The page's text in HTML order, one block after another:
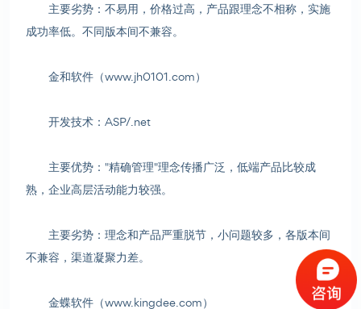
主要劣势：不易用，价格过高，产品跟理念不相称，实施
成功率低。不同版本间不兼容。
金和软件（www.jh0101.com）
开发技术：ASP/.net
主要优势："精确管理"理念传播广泛，低端产品比较成
熟，企业高层活动能力较强。
主要劣势：理念和产品严重脱节，小问题较多，各版本间
不兼容，渠道凝聚力差。
金蝶软件（www.kingdee.com）